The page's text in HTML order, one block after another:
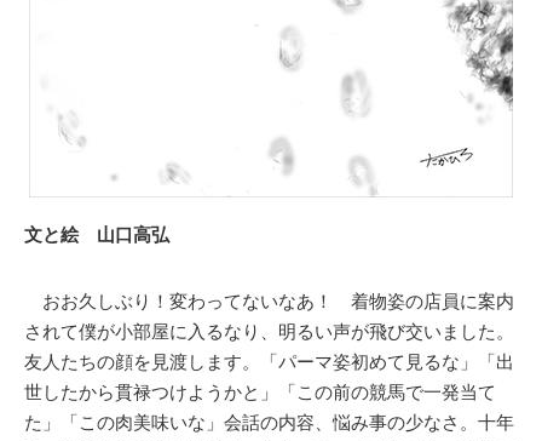
文と絵 山口高弘
おお久しぶり！変わってないなあ！ 着物姿の店員に案内
されて僕が小部屋に入るなり、明るい声が飛び交いました。
友人たちの顔を見渡します。「パーマ姿初めて見るな」「出
世したから貫禄つけようかと」「この前の競馬で一発当て
た」「この肉美味いな」会話の内容、悩み事の少なさ。十年